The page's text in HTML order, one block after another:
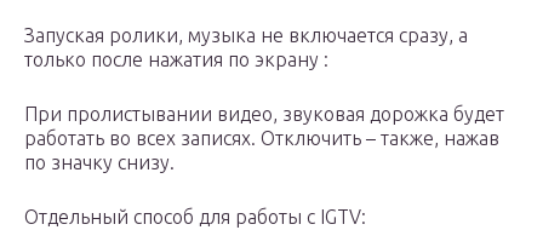
Запуская ролики, музыка не включается сразу, а
только после нажатия по экрану :
При пролистывании видео, звуковая дорожка будет
работать во всех записях. Отключить – также, нажав
по значку снизу.
Отдельный способ для работы с IGTV: